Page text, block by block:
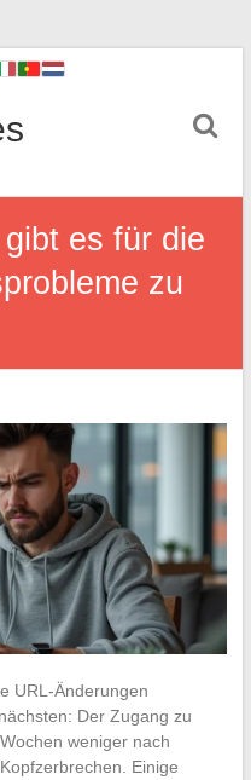
es für die
zu
URL-Änderungen
Der Zugang zu
weniger nach
Einige